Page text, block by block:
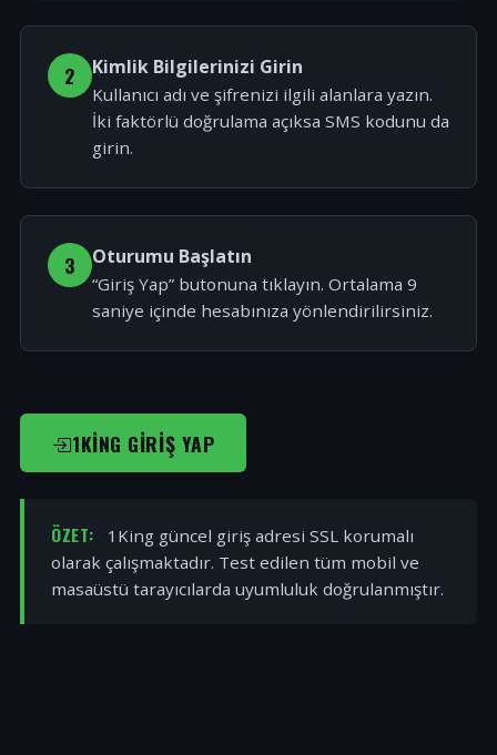
2 Kimlik Bilgilerinizi Girin
Kullanıcı adı ve şifrenizi ilgili alanlara yazın.
İki faktörlü doğrulama açıksa SMS kodunu da
girin.
3 Oturumu Başlatın
“Giriş Yap” butonuna tıklayın. Ortalama 9
saniye içinde hesabınıza yönlendirilirsiniz.
1KING GIRIŞ YAP
ÖZET:
1King güncel giriş adresi SSL korumalı
olarak çalışmaktadır. Test edilen tüm mobil ve
masaüstü tarayıcılarda uyumluluk doğrulanmıştır.